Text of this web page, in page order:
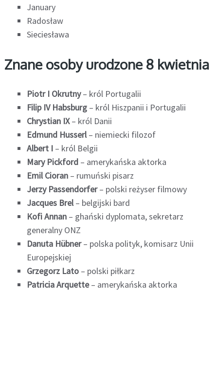
January
Radosław
Sieciesława
Znane osoby urodzone 8 kwietnia
Piotr I Okrutny– król Portugalii
Filip IV Habsburg– król Hiszpanii i Portugalii
Chrystian IX– król Danii
Edmund Husserl– niemiecki filozof
Albert I– król Belgii
Mary Pickford– amerykańska aktorka
Emil Cioran– rumuński pisarz
Jerzy Passendorfer– polski reżyser filmowy
Jacques Brel– belgijski bard
Kofi Annan– ghański dyplomata, sekretarz
generalny ONZ
Danuta Hübner– polska polityk, komisarz Unii
Europejskiej
Grzegorz Lato– polski piłkarz
Patricia Arquette– amerykańska aktorka